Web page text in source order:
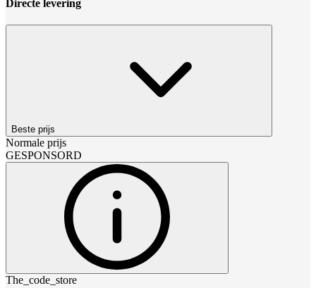
Directe levering
Beste prijs
Normale prijs
GESPONSORD
The_code_store